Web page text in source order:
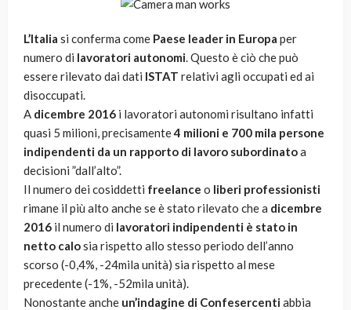
L’Italia si conferma come Paese leader in Europa per
numero di lavoratori autonomi. Questo è ciò che può
essere rilevato dai dati ISTAT relativi agli occupati ed ai
disoccupati.
A dicembre 2016 i lavoratori autonomi risultano infatti
quasi 5 milioni, precisamente4 milioni e 700 mila persone
indipendenti da un rapporto di lavoro subordinatoa
decisioni ”dall’alto”.
Il numero dei cosiddetti freelance o liberi professionisti
rimane il più alto anche se è stato rilevato che a dicembre
2016 il numero di lavoratori indipendenti è stato in
netto calosia rispetto allo stesso periodo dell’anno
scorso (-0,4%, -24mila unità) sia rispetto al mese
precedente (-1%, -52mila unità).
Nonostante anche un’indagine di Confesercentiabbia